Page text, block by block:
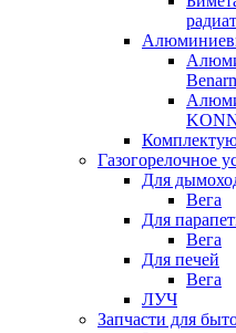
Газогорелочное
Для
Вега
Для
Вега
Для печей
Вега
ЛУЧ
Запчасти для